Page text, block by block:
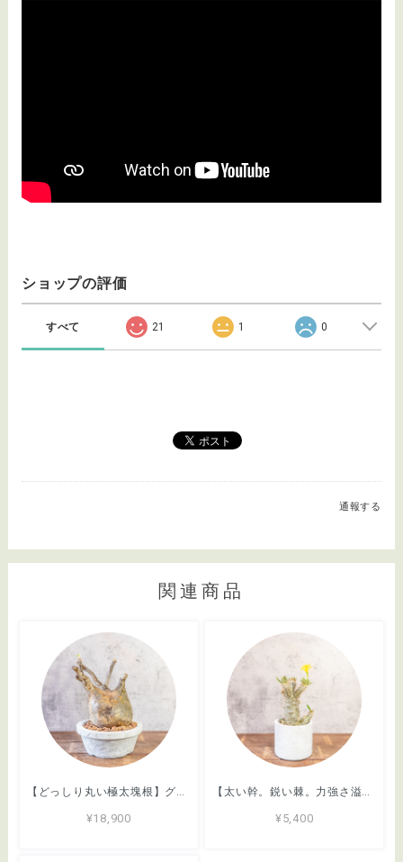
ショップの評価
すべて 21 1 0
通報する
関連商品
【どっしり丸い極太塊根】グラキリス。胴回り40cmの圧倒的ボリューム。無骨な「手づくりモルタル鉢」とセットで。｜虫発生抑制（全国一律送料850円）
¥18,900
【太い幹。鋭い棘。力強さ溢れる姿】パキポディウム・デンシフローラム。根腐れを防ぐ独自配合の用土で、安心のボタニカルライフ｜虫発生抑制（全国一律送料850円）
¥5,400